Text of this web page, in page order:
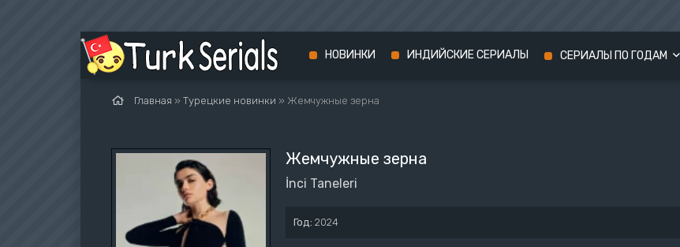
Главная » Турецкие новинки » Жемчужные зерна
Жемчужные зерна
İnci Taneleri
Год: 2024
НОВИНКИ ИНДИЙСКИЕ СЕРИАЛЫ СЕРИАЛЫ ПО ГОДАМ